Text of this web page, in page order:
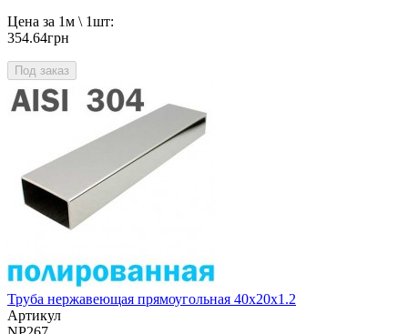
Цена за 1м \ 1шт:
354.64грн
Под заказ
Труба нержавеющая прямоугольная 40х20х1.2
Артикул